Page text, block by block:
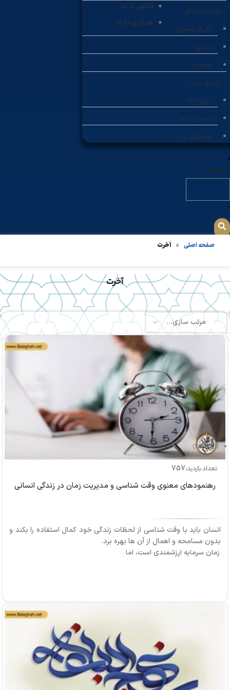
تماس با ما
همکاری با ما
چندرسانه‌ای
گالری تصویر
ویدئو
صوت
ارتباط باما
درباره ما
تماس با ما
همکاری با ما
جستجو
صفحه اصلی » آخرت
آخرت
بازدید: 0
تعداد بازدید:757
رهنمودهای معنوی وقت شناسی و مدیریت زمان در زندگی انسانی
انسان باید با وقت شناسی از لحظات زندگی خود کمال استفاده را بکند و
بدون مسامحه و اهمال از آن ها بهره برد.
زمان سرمایه ارزشمندی است، اما